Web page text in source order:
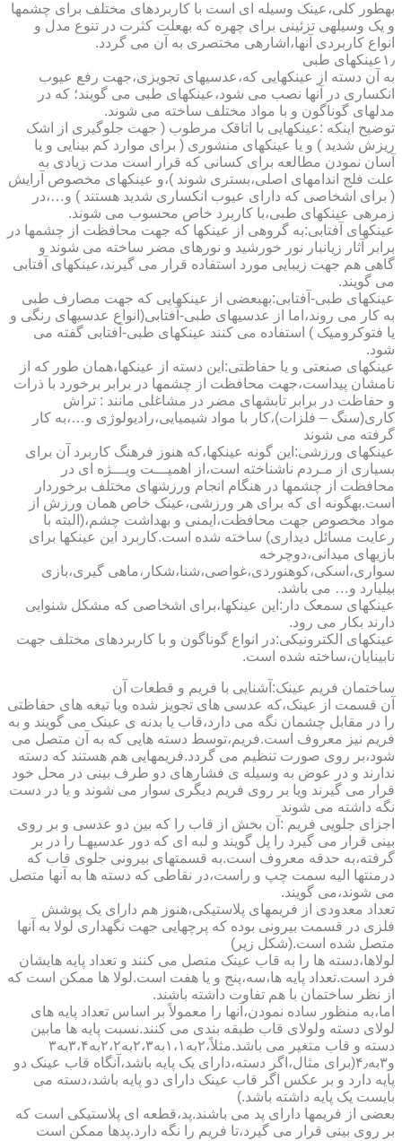
به­طور کلی،عینک وسیله ای است با کاربردهای مختلف برای چشمها
و یک وسیله­ی تزئینی برای چهره که به­علت کثرت در تنوع مدل و
انواع کاربردی آنها،اشاره­ی مختصری به آن می گردد.
۱٫عینکهای طبی
به آن دسته از عینکهایی که،عدسیهای تجویزی،جهت رفع عیوب
انکساری در آنها نصب می شود،عینکهای طبی می گویند؛ که در
مدلهای گوناگون و با مواد مختلف ساخته می شوند.
توضیح اینکه :عینکهایی با اتاقک مرطوب ( جهت جلوگیری از اشک
ریزش شدید ) و یا عینکهای منشوری ( برای موارد کم بینایی و یا
آسان نمودن مطالعه برای کسانی که قرار است مدت زیادی به
علت فلج اندامهای اصلی،بستری شوند )،و عینکهای مخصوص آرایش
( برای اشخاصی که دارای عیوب انکساری شدید هستند ) و…،در
زمره­ی عینکهای طبی،با کاربرد خاص محسوب می شوند.
عینکهای آفتابی:به گروهی از عینکها که جهت محافظت از چشمها در
برابر آثار زیانبار نور خورشید و نورهای مضر ساخته می شوند و
گاهی هم جهت زیبایی مورد استفاده قرار می گیرند،عینکهای آفتابی
می گویند.
عینکهای طبی-آفتابی:به­بعضی از عینکهایی که جهت مصارف طبی
به کار می روند،اما از عدسیهای طبی-آفتابی(انواع عدسیهای رنگی و
یا فتوکرومیک ) استفاده می کنند عینکهای طبی-آفتابی گفته می
شود.
عینکهای صنعتی و یا حفاظتی:این دسته از عینکها،همان طور که از
نامشان پیداست،جهت محافظت از چشمها در برابر برخورد با ذرات
و حفاظت در برابر تابشهای مضر در مشاغلی مانند : تراش
کاری(سنگ – فلزات)،کار با مواد شیمیایی،رادیولوژی و…،به کار
گرفته می شوند
عینکهای ورزشی:این گونه عینکها،که هنوز فرهنگ کاربرد آن برای
بسیاری از مـردم ناشناخته است،از اهمیـــت ویـــژه ای در
محافظت از چشمها در هنگام انجام ورزشهای مختلف برخوردار
است.به­گونه ای که برای هر ورزشی،عینک خاص همان ورزش از
مواد مخصوص جهت محافظت،ایمنی و بهداشت چشم،(البته با
رعایت مسائل دیداری) ساخته شده است.کاربرد این عینکها برای
بازیهای میدانی،دوچرخه
سواری،اسکی،کوهنوردی،غواصی،شنا،شکار،ماهی گیری،بازی
بیلیارد و… می باشد.
عینکهای سمعک دار:این عینکها،برای اشخاصی که مشکل شنوایی
دارند بکار می رود.
عینکهای الکترونیکی:در انواع گوناگون و با کاربردهای مختلف جهت
نابینایان،ساخته شده است.
ساختمان فریم عینک:آشنایی با فریم و قطعات آن
آن قسمت از عینک،که عدسی های تجویز شده ویا تیغه های حفاظتی
را در مقابل چشمان نگه می دارد،قاب یا بدنه ی عینک می گویند و به
فریم نیز معروف است.فریم،توسط دسته هایی که به آن متصل می
شود،بر روی صورت تنظیم می گردد.فریمهایی هم هستند که دسته
ندارند و در عوض به وسیله ی فشارهای دو طرف بینی در محل خود
قرار می گیرند ویا بر روی فریم دیگری سوار می شوند و یا در دست
نگه داشته می شوند
اجزای جلویی فریم :آن بخش از قاب را که بین دو عدسی و بر روی
بینی قرار می گیرد را پل گویند و لبه ای که دور عدسیهـا را در بر
گرفته،به حدقه معروف است.به قسمتهای بیرونی جلوی قاب که
درمنتها الیه سمت چپ و راست،در نقاطی که دسته ها به آنها متصل
می شوند،می گویند.
تعداد معدودی از فریمهای پلاستیکی،هنوز هم دارای یک پوشش
فلزی در قسمت بیرونی بوده که پرچهایی جهت نگهداری لولا به آنها
متصل شده است.(شکل زیر)
لولاها،دسته ها را به قاب عینک متصل می کنند و تعداد پایه هایشان
فرد است.تعداد پایه ها،سه،پنج و یا هفت است.لولا ها ممکن است که
از نظر ساختمان با هم تفاوت داشته باشند.
اما،به منظور ساده نمودن،آنها را معمولاً بر اساس تعداد پایه های
لولای دسته ولولای قاب طبقه بندی می کنند.نسبت پایه ها مابین
دسته و قاب متغیر می باشد.مثلاً،۲به۱،۱به۲،۳به۲،۲به۳،۴به۳
و۳به۴٫(برای مثال،اگر دسته،دارای یک پایه باشد،آنگاه قاب عینک دو
پایه دارد و بر عکس اگر قاب عینک دارای دو پایه باشد،دسته می
بایست یک پایه داشته باشد.)
بعضی از فریمها دارای پد می باشند.پد،قطعه ای پلاستیکی است که
بر روی بینی قرار می گیرد،تا فریم را نگه دارد.پدها ممکن است